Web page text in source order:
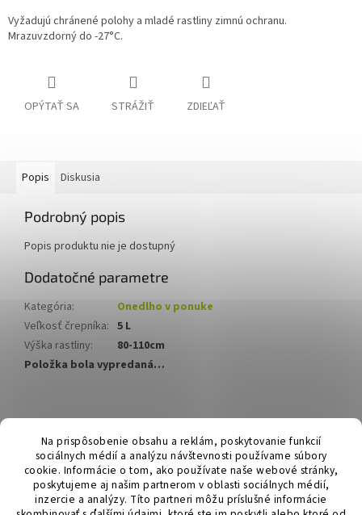
Na prispôsobenie obsahu a reklám, poskytovanie funkcií
sociálnych médií a analýzu návštevnosti používame súbory
cookie. Informácie o tom, ako používate naše webové stránky,
poskytujeme aj našim partnerom v oblasti sociálnych médií,
inzercie a analýzy. Títo partneri môžu príslušné informácie
Vyžadujú chránené polohy a mladé rastliny zimnú ochranu.
Mrazuvzdorný do -27°C.
OPÝTAŤ SA STRÁŽIŤ ZDIEĽAŤ
Popis Diskusia
Podrobný popis
Popis produktu nie je dostupný
Dodatočné parametre
Kategória:
Onedlho v ponuke
Veľkosť črepníka: 5 L
Výška rastliny:
80-110cm
Položka bola vypredaná…
á
Hurmikaki.com